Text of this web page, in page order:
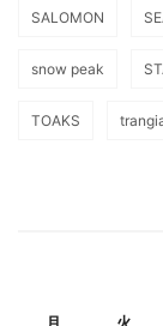
SALOMON
snow peak
TOAKS